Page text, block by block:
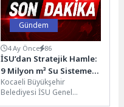
Gündem
4 Ay Önce 86
İSU’dan Stratejik Hamle:
9 Milyon m³ Su Sisteme
Kazandırılıyor
Kocaeli Büyükşehir
Belediyesi İSU Genel